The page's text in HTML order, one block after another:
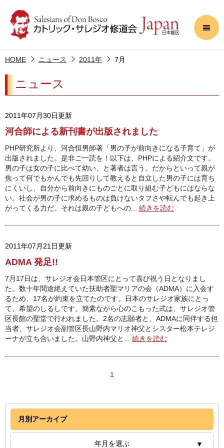
HOME ニュース 2011年 7月
月別アーカイブ
年月を選ぶ
ニュース
2011年07月30日更新
河合師による新刊書が出版されました
PHP研究所より、河合恒男師著「男の子が前向きになる子育て」が
出版されました。是非ご一読を！以下は、PHPによる紹介文です。
男の子は女の子に比べて幼い、と著者は言う。だからといって親が
焦って何でもかんでも先回りして教えると自立した男の子には育ち
にくいし、自分から前向きにものごとに取り組む子どもにはならな
い。社会が男の子に求めるものは負けないタフさや転んでも起き上
がってくる力だ。それは親の子どもへの... 続きを読む
2011年07月21日更新
ADMA 発足!!
7月17日は、サレジオ会日本管区にとって喜び祝う日となりまし
た。数十年間途絶えていた扶助者聖マリアの会（ADMA）に入会す
るため、17名が約束を立てたのです。日本のサレジオ家族にとっ
て、希望のしるしです。簡素ながら心のこもった式は、サレジオ管
区長館の聖堂で行われました。2名の志願者と、ADMAに同伴する担
当者、サレジオ会副管区長山野内マリオ神父とシスター松本テレジ
ーナが立ち合いました。山野内神父と... 続きを読む
1